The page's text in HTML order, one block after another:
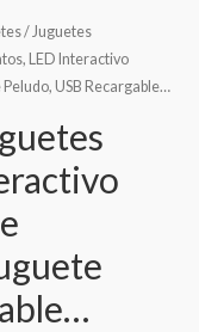
/ Juguetes
LED Interactivo
USB Recargable…